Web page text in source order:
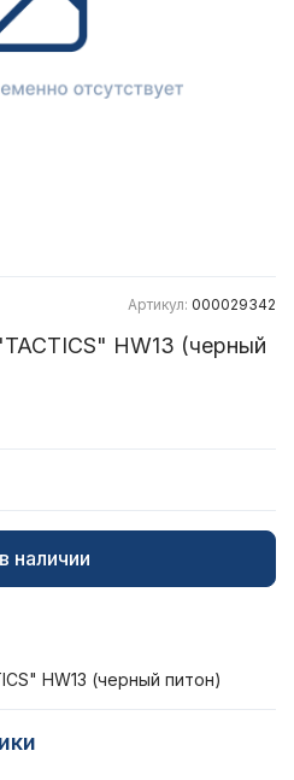
Артикул: 000029342
HW13 (черный
наличии
HW13 (черный питон)